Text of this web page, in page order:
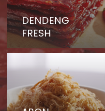
DENDENG
FRESH